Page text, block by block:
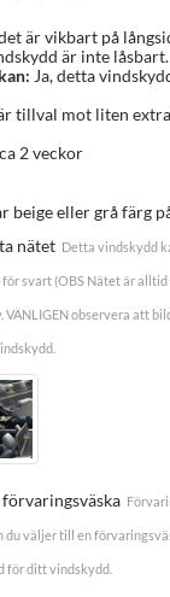
är vikbart på
är inte låsbart.
Ja, detta
tillval mot liten
ca 2 veckor
beige eller grå färg
nätet Detta vindskydd
svart (OBS Nätet är alltid
observera att
du väljer till en
för ditt vindskydd.